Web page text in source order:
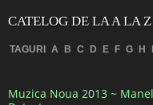
CATELOG DE LA A LA Z
TAGURI A B C D E F G H
Muzica Noua 2013 ~